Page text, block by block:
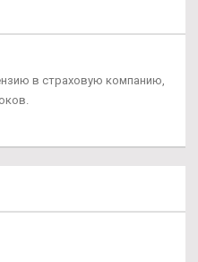
в страховую компанию,